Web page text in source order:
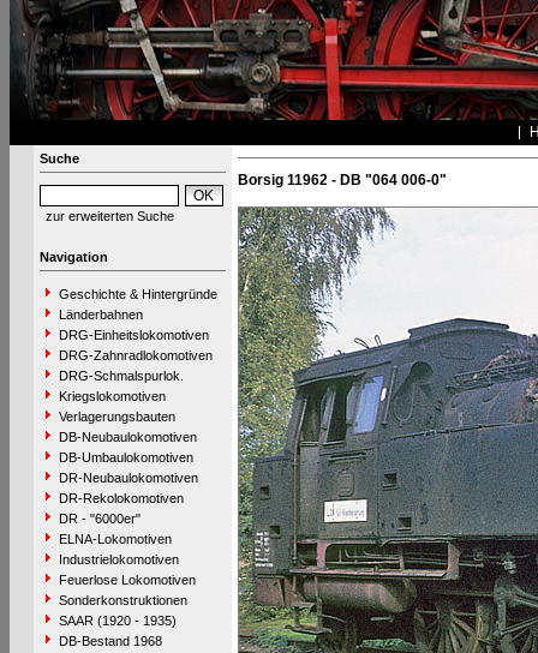
Suche
zur erweiterten Suche
Navigation
Geschichte & Hintergründe
Länderbahnen
DRG-Einheitslokomotiven
DRG-Zahnradlokomotiven
DRG-Schmalspurlok.
Kriegslokomotiven
Verlagerungsbauten
DB-Neubaulokomotiven
DB-Umbaulokomotiven
DR-Neubaulokomotiven
DR-Rekolokomotiven
DR - "6000er"
ELNA-Lokomotiven
Industrielokomotiven
Feuerlose Lokomotiven
Sonderkonstruktionen
SAAR (1920 - 1935)
DB-Bestand 1968
Borsig 11962 - DB "064 006-0"